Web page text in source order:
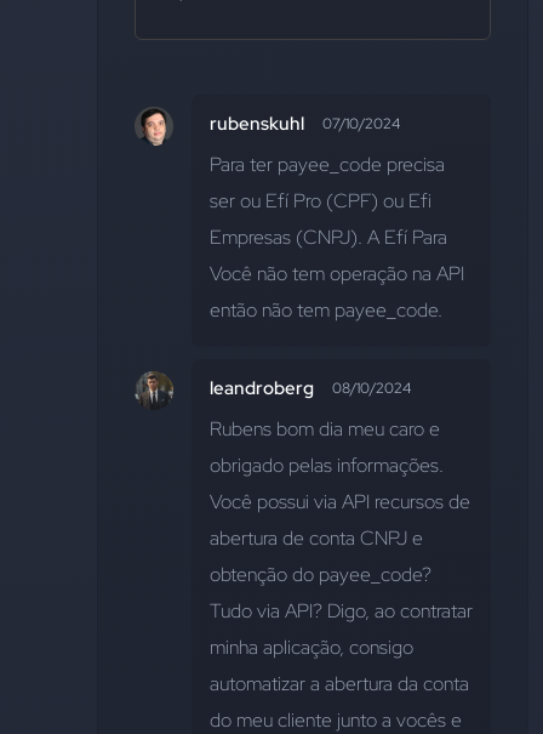
rubenskuhl 07/10/2024
Para ter payee_code precisa
ser ou Efí Pro (CPF) ou Efi
Empresas (CNPJ). A Efí Para
Você não tem operação na API
então não tem payee_code.
leandroberg 08/10/2024
Rubens bom dia meu caro e
obrigado pelas informações.
Você possui via API recursos de
abertura de conta CNPJ e
obtenção do payee_code?
Tudo via API? Digo, ao contratar
minha aplicação, consigo
automatizar a abertura da conta
do meu cliente junto a vocês e